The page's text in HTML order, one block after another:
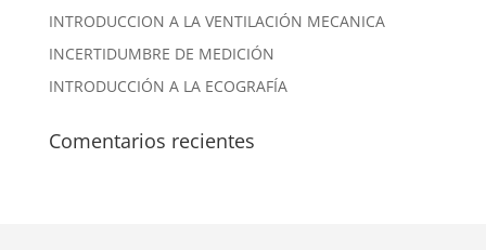
INTRODUCCION A LA VENTILACIÓN MECANICA
INCERTIDUMBRE DE MEDICIÓN
INTRODUCCIÓN A LA ECOGRAFÍA
Comentarios recientes